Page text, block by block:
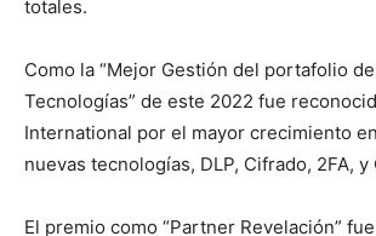
totales.
Como la “Mejor Gestión del portafolio
Tecnologías” de este 2022 fue
International por el mayor crecimiento
nuevas tecnologías, DLP, Cifrado, 2FA, y
El premio como “Partner Revelación”